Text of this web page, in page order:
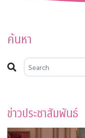
ค้นหา
ข่าวประชาสัมพันธ์